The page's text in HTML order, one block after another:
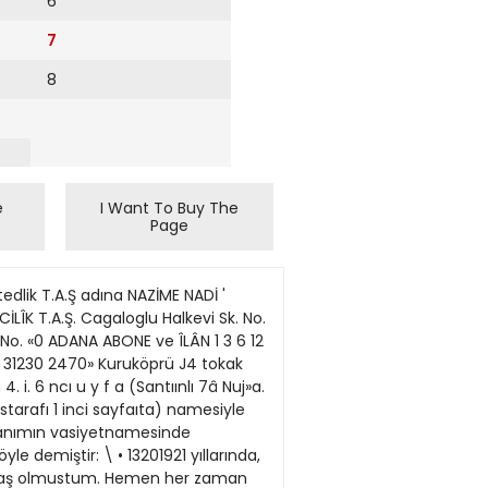
7
8
I Want To Buy The
Page
70 îsmet Yalmuharriki be$ seneden az olmaçmkaya, 71 Emin Babakuş, 72 mak üzere ajır hapis cezasile ceMehmet Akmaner. 73 S ı m Öztürk. 74 Settar Başol, 75 Meh. zalandınlır. met Kurt, 76 Hssan Yaygin, 77 2 Tahrik sebebi ile. askeri Erdöl Boratap. 78 Osman SUr hizmete ehemmiyetli bir zarar Yalçın. 79 Selman Kaya. 80 Hügelmişse isyan muharriki on sene. seyin Eker, 81 Yusuf Hoeaoğden az olmamsk üzere hapis celu. 82 Kürçat istanbuUu. 83 zası Ue cezalandırılır. Yahsi Karamollaoğlu. 84 Münıp 1 Seferberlikte isyan muharCojkun. S5 Mükrimin Tekın, 'riki ötüm cezası ile cezaUuidınhr.» . XürJc Cçza JCauununtın arulai) ç maddelerinde verilecek cezalanrl Necatî Merf, S8 ^ " Ahmet Sahin suçun nitelik ve niceliklerine gö89 Burhan Bursa, 90 Muzafre asgari ve azami smırları da söy for Şatır. 91 Reha Yalçın, 92 le Szetlenebilmektedin Sabri Eryılmaz. 93 Naci Istim141 inci madde: Altı ay ile 15 yeli. 94 Refahattin Serdar. 95 yıl arasında hanis. Maddede helir Ahmpt Hamdi Dinler, 96 Hüsetilen cemiyetlerin birkaçını veya yin Özyamanoğlu. 97 Ytldırım hepsini sevk ve idare edcnler hak Eryılmaz. 98 İlker Yerlikaya, kınada ise ölfim ceıası.» 99 Erdofan Sankaya, 100 14? nci madde: C ay İle II yıl ara Mustafa Göksu. sında hapis. 14* ncı madde: 5 yıl hapis ile idaoı. Türk Ceza Kanununun 159 uncu 159 Hitcu madde: 15 gün ile 6 yıl maddesini ihlâl »uçundan lutuk. haDİs. lananlar: 162 nci madde ise su hükmü taçı1 İlhan Selçuk. 2 Kimil maktadır: Eser Atslay. 3 Asım Kuş. 4 "Kanunun cürüm saydığı neşri Çetin Altan, 5 Lutfullah Şarii yatı nakletmek baslı başuıa bir cü Alkıhç, 6 Nihat Sargın, 7 rüm nlnp. faili arnı cczaya tâbiMustafa Çetin Öz£k. 8 Abdurdir. Nüklolunan hu îibi nesriyarahman Erjün. tın muhteviyatı tasdik olımmadiRina veya ihrivatla nakledildi^inr 6136 sayıh Kanuna muhalefet yahııt mesulKeti baska hir kimse suçundan tutuklananlar: nin tamamiyle ıleruMe ryledijğme 1 İlyas Ay. 2 Nurettin Kuşdair hir kavll ilâvesi nakilini meçu, 3 Ruşen Yaraş. 4 Fahretsulivetten vareste kılnıaz.» tin Vardar. 5 Ali Rıza Özgül, 6 Ahmet Bengü, 7 Hamdi Eker, 8 Nuri Baltscı. 9 Bayram Pamuk. 10 Turan Azaklı, (Baştarafı I inci «ayfada) 11 Kaya Söylemez. 12 H. Sıttstanbul Kmniyet